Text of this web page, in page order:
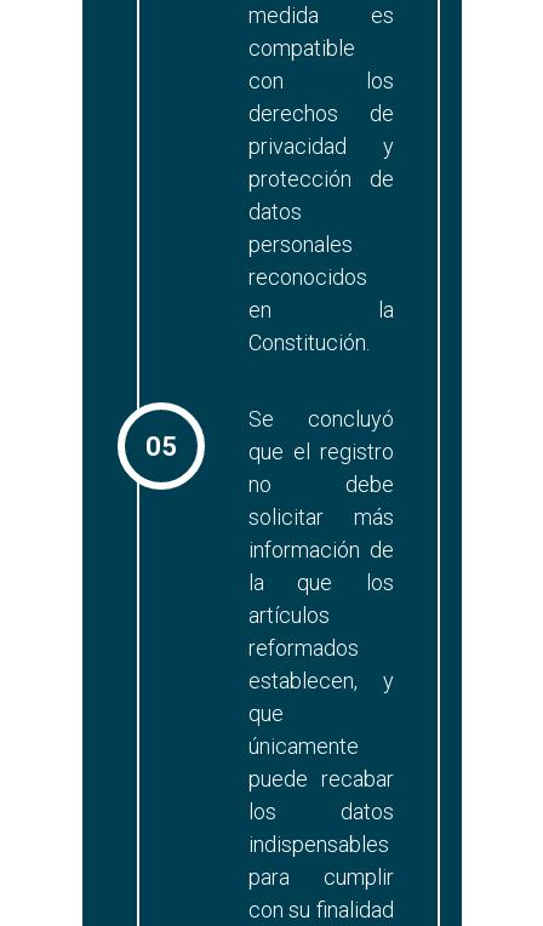
medida es
compatible
con los
derechos de
privacidad y
protección de
datos
personales
reconocidos
en la
Constitución.
05
Se concluyó
que el registro
no debe
solicitar más
información de
la que los
artículos
reformados
establecen, y
que
únicamente
puede recabar
los datos
indispensables
para cumplir
con su finalidad